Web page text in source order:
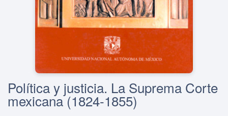
Política y justicia. La Suprema Corte
mexicana (1824-1855)